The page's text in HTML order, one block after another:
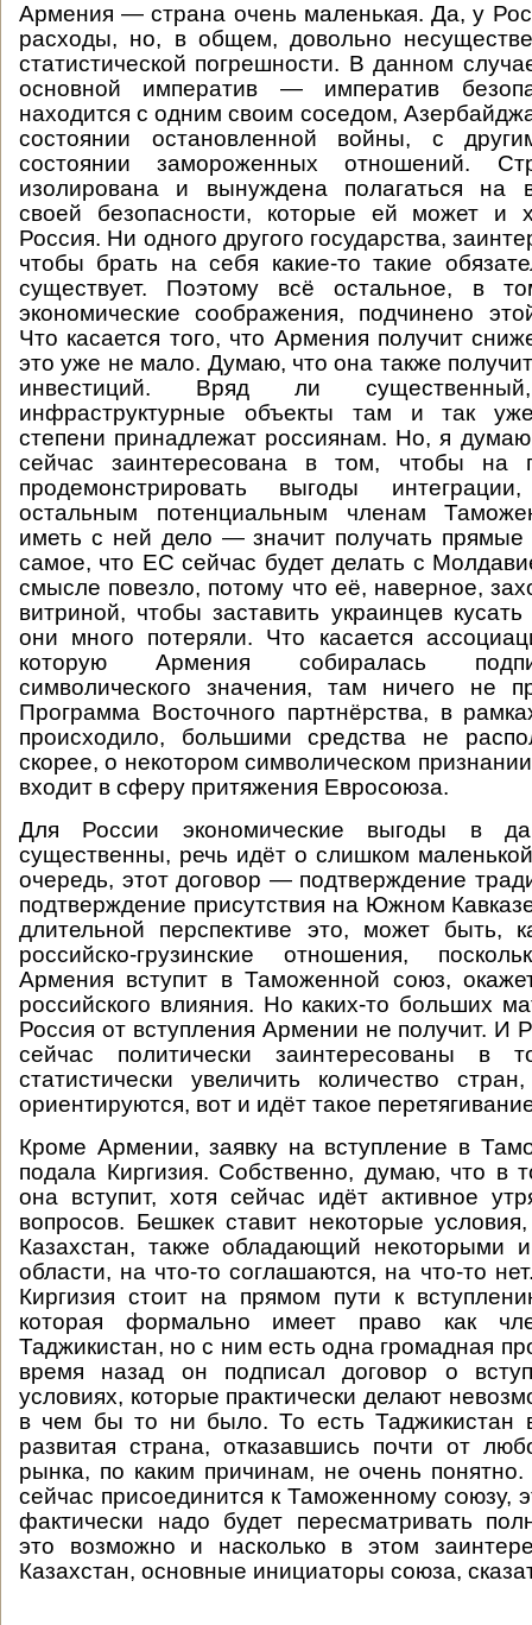
Армения — страна очень маленькая. Да, у
расходы, но, в общем, довольно
статистической погрешности. В данном
основной императив — императив
находится с одним своим соседом,
состоянии остановленной войны, с
состоянии замороженных отношений.
изолирована и вынуждена полагаться на
своей безопасности, которые ей может и
Россия. Ни одного другого государства,
чтобы брать на себя какие-то такие
существует. Поэтому всё остальное, в
экономические соображения, подчинено
Что касается того, что Армения получит
это уже не мало. Думаю, что она также
инвестиций. Вряд ли
инфраструктурные объекты там и так
степени принадлежат россиянам. Но, я
сейчас заинтересована в том, чтобы на
продемонстрировать выгоды
остальным потенциальным членам
иметь с ней дело — значит получать
самое, что ЕС сейчас будет делать с
смысле повезло, потому что её, наверное,
витриной, чтобы заставить украинцев кусать
они много потеряли. Что касается
которую Армения собиралась
символического значения, там ничего не
Программа Восточного партнёрства, в
происходило, большими средства не
скорее, о некотором символическом
входит в сферу притяжения Евросоюза.
Для России экономические выгоды в
существенны, речь идёт о слишком
очередь, этот договор — подтверждение
подтверждение присутствия на Южном
длительной перспективе это, может быть,
российско-грузинские отношения,
Армения вступит в Таможенной союз,
российского влияния. Но каких-то больших
Россия от вступления Армении не получит. И
сейчас политически заинтересованы в
статистически увеличить количество
ориентируются, вот и идёт такое
Кроме Армении, заявку на вступление в
подала Киргизия. Собственно, думаю, что в
она вступит, хотя сейчас идёт активное
вопросов. Бешкек ставит некоторые
Казахстан, также обладающий некоторыми
области, на что-то соглашаются, на что-то
Киргизия стоит на прямом пути к
которая формально имеет право как
Таджикистан, но с ним есть одна громадная
время назад он подписал договор о
условиях, которые практически делают
в чем бы то ни было. То есть Таджикистан
развитая страна, отказавшись почти от
рынка, по каким причинам, не очень
сейчас присоединится к Таможенному союзу,
фактически надо будет пересматривать
это возможно и насколько в этом
Казахстан, основные инициаторы союза,